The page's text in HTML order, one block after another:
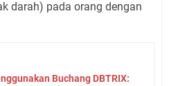
darah) pada orang dengan
Buchang DBTRIX: